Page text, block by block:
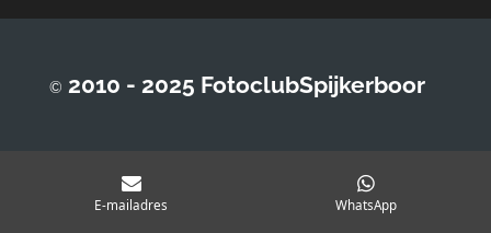
© 2010 - 2025 FotoclubSpijkerboor
E-mailadres WhatsApp